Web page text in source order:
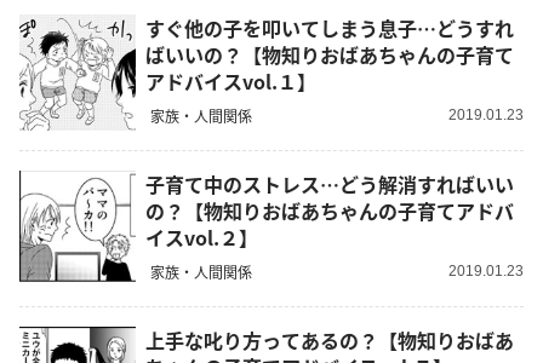
すぐ他の子を叩いてしまう息子…どうすれ
ばいいの？【物知りおばあちゃんの子育て
アドバイスvol.１】
家族・人間関係 2019.01.23
子育て中のストレス…どう解消すればいい
の？【物知りおばあちゃんの子育てアドバ
イスvol.２】
家族・人間関係 2019.01.23
上手な叱り方ってあるの？【物知りおばあ